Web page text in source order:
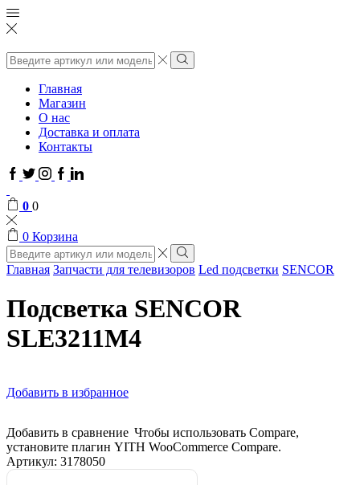
Поиск
ввода
Поиск
Главная
Магазин
О нас
Доставка и оплата
Контакты
Facebook
TwitterInstagram
GoogleLinkedin
0 0
0 Корзина
Поиск
ввода
Поиск
Главная Запчасти для телевизоров Led подсветки SENCOR
Подсветка SENCOR
SLE3211M4
Добавить в избранное
Добавить в сравнение Чтобы использовать Compare,
установите плагин YITH WooCommerce Compare.
Артикул: 3178050